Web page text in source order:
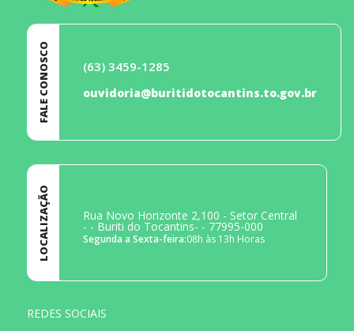
FALE CONOSCO (63) 3459-1285
ouvidoria@buritidotocantins.to.gov.br
LOCALIZAÇÃO Rua Novo Horizonte 2,100 - Setor Central
- - Buriti do Tocantins- - 77995-000
Segunda a Sexta-feira:08h às 13h Horas
REDES SOCIAIS